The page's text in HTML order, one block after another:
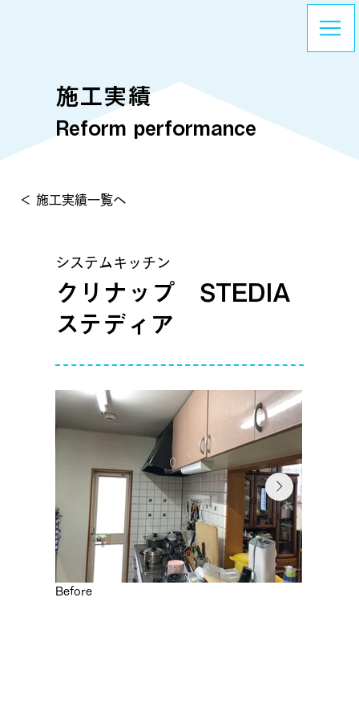
施工実績
Reform performance
＜ 施工実績一覧へ
システムキッチン
クリナップ STEDIA
ステディア
Before